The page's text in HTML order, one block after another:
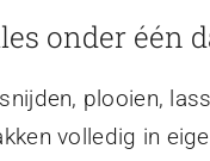
onder één
plooien,
volledig in